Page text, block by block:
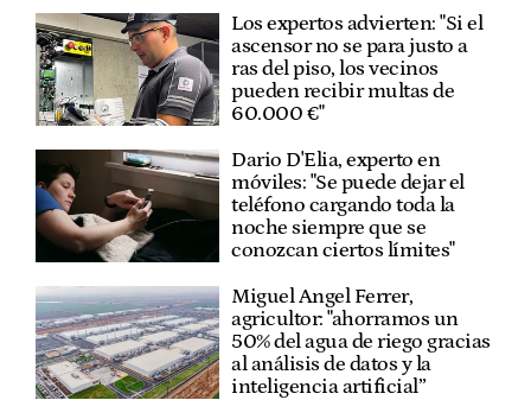
Los expertos advierten: "Si el
ascensor no se para justo a
ras del piso, los vecinos
pueden recibir multas de
60.000 €"
Dario D'Elia, experto en
móviles: "Se puede dejar el
teléfono cargando toda la
noche siempre que se
conozcan ciertos límites"
Miguel Angel Ferrer,
agricultor: "ahorramos un
50% del agua de riego gracias
al análisis de datos y la
inteligencia artificial”